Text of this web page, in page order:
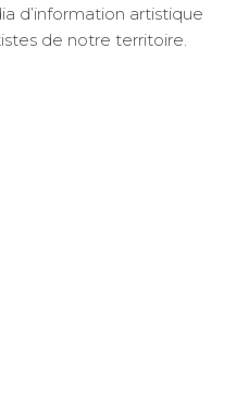
d’information artistique
de notre territoire.